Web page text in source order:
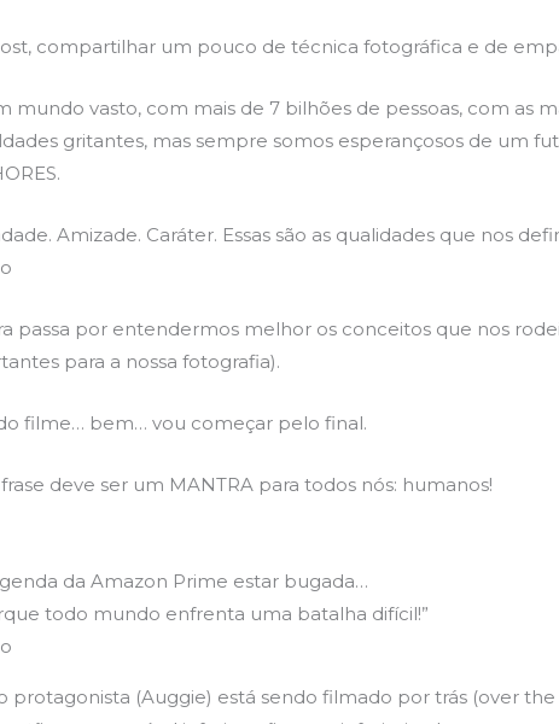
compartilhar um pouco de técnica fotográfica e de
mundo vasto, com mais de 7 bilhões de pessoas, com as
gritantes, mas sempre somos esperançosos de um
Amizade. Caráter. Essas são as qualidades que nos
passa por entendermos melhor os conceitos que nos
para a nossa fotografia).
filme… bem… vou começar pelo final.
deve ser um MANTRA para todos nós: humanos!
da Amazon Prime estar bugada…
todo mundo enfrenta uma batalha difícil!”
protagonista (Auggie) está sendo filmado por trás (over